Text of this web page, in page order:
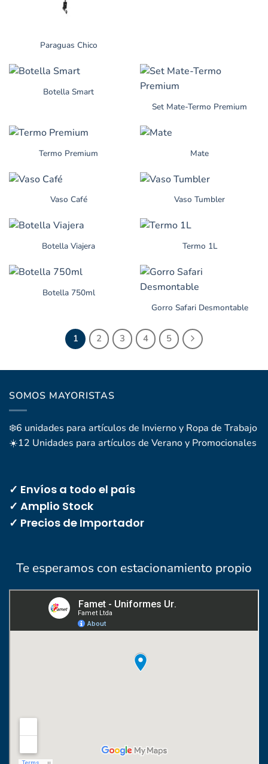
Paraguas Chico
Botella Smart
Set Mate-Termo Premium
Termo Premium Mate
Vaso Café Vaso Tumbler
Botella Viajera Termo 1L
Botella 750ml
Gorro Safari Desmontable
1 2 3 4 5
SOMOS MAYORISTAS
❄️6 unidades para artículos de Invierno y Ropa de Trabajo
☀️12 Unidades para artículos de Verano y Promocionales
✓ Envíos a todo el país
✓ Amplio Stock
✓ Precios de Importador
Te esperamos con estacionamiento propio